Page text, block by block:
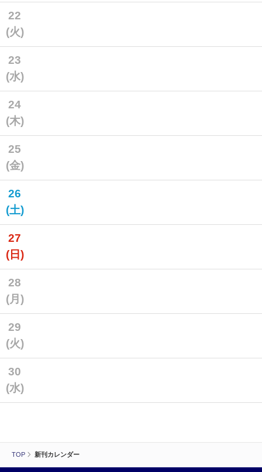
TOP 新刊カレンダー
22
(火)
23
(水)
24
(木)
25
(金)
26
(土)
27
(日)
28
(月)
29
(火)
30
(水)